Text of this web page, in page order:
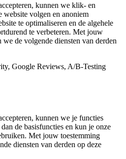
kunnen we klik- en
website volgen en anoniem
te optimaliseren en de algehele
te verbeteren. Met jouw
de volgende diensten van derden
Google Reviews, A/B-Testing
kunnen we je functies
de basisfuncties en kun je onze
Met jouw toestemming
diensten van derden op deze